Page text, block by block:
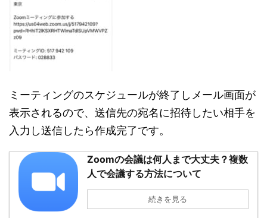
ミーティングのスケジュールが終了しメール画面が
表示されるので、送信先の宛名に招待したい相手を
入力し送信したら作成完了です。
Zoomの会議は何人まで大丈夫？複数
人で会議する方法について
続きを見る